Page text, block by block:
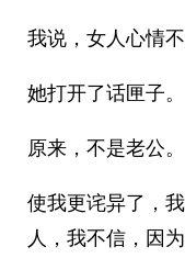
我说，女人心情
她打开了话匣子。
原来，不是老公。
使我更诧异了，
人，我不信，因